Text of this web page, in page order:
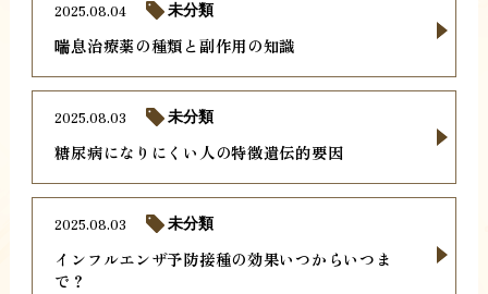
喘息治療薬の種類と副作用の知識
2025.08.04 未分類
糖尿病になりにくい人の特徴遺伝的要因
2025.08.03 未分類
インフルエンザ予防接種の効果いつからいつま
で？
2025.08.03 未分類